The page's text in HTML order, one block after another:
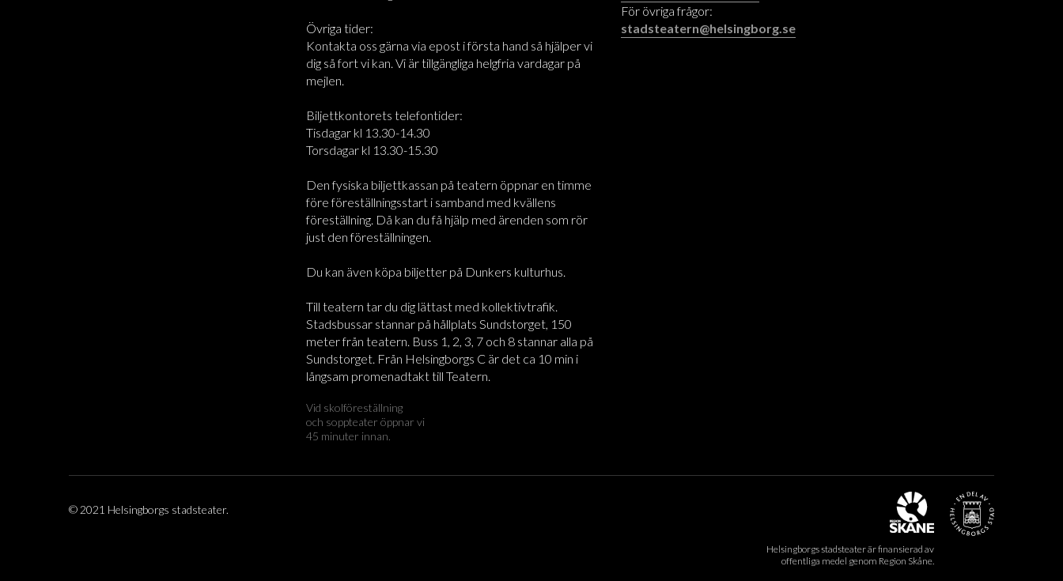
Övriga tider:
Kontakta oss gärna via epost i första hand så hjälper vi
dig så fort vi kan. Vi är tillgängliga helgfria vardagar på
mejlen.
Biljettkontorets telefontider:
Tisdagar kl 13.30-14.30
Torsdagar kl 13.30-15.30
Den fysiska biljettkassan på teatern öppnar en timme
före föreställningsstart i samband med kvällens
föreställning. Då kan du få hjälp med ärenden som rör
just den föreställningen.
Du kan även köpa biljetter på Dunkers kulturhus.
Till teatern tar du dig lättast med kollektivtrafik.
Stadsbussar stannar på hållplats Sundstorget, 150
meter från teatern. Buss 1, 2, 3, 7 och 8 stannar alla på
Sundstorget. Från Helsingborgs C är det ca 10 min i
långsam promenadtakt till Teatern.
Vid skolföreställning
och soppteater öppnar vi
45 minuter innan.
För övriga frågor:
stadsteatern@helsingborg.se
© 2021 Helsingborgs stadsteater.
Helsingborgs stadsteater är finansierad av
offentliga medel genom Region Skåne.